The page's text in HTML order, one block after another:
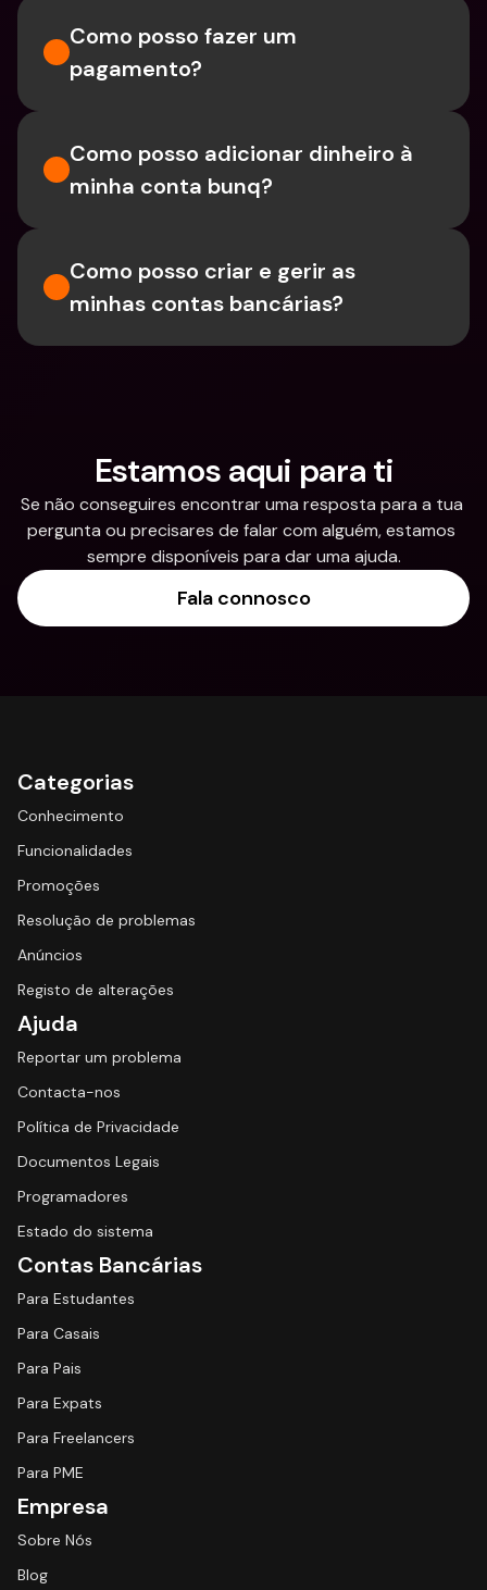
Como posso fazer um
pagamento?
Como posso adicionar dinheiro à
minha conta bunq?
Como posso criar e gerir as
minhas contas bancárias?
Estamos aqui para ti
Se não conseguires encontrar uma resposta para a tua
pergunta ou precisares de falar com alguém, estamos
sempre disponíveis para dar uma ajuda.
Fala connosco
Categorias
Conhecimento
Funcionalidades
Promoções
Resolução de problemas
Anúncios
Registo de alterações
Ajuda
Reportar um problema
Contacta-nos
Política de Privacidade
Documentos Legais
Programadores
Estado do sistema
Contas Bancárias
Para Estudantes
Para Casais
Para Pais
Para Expats
Para Freelancers
Para PME
Empresa
Sobre Nós
Blog